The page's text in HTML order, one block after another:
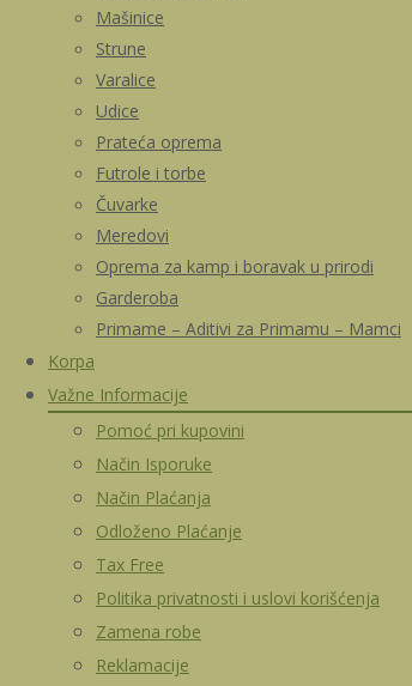
Mašinice
Strune
Varalice
Udice
Prateća oprema
Futrole i torbe
Čuvarke
Meredovi
Oprema za kamp i boravak u prirodi
Garderoba
Primame – Aditivi za Primamu – Mamci
Korpa
Važne Informacije
Pomoć pri kupovini
Način Isporuke
Način Plaćanja
Odloženo Plaćanje
Tax Free
Politika privatnosti i uslovi korišćenja
Zamena robe
Reklamacije